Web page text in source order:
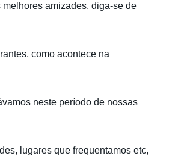
amizades, diga-se de
como acontece na
neste período de nossas
lugares que frequentamos etc,